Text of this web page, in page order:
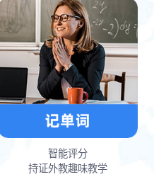
智能评分
持证外教趣味教学